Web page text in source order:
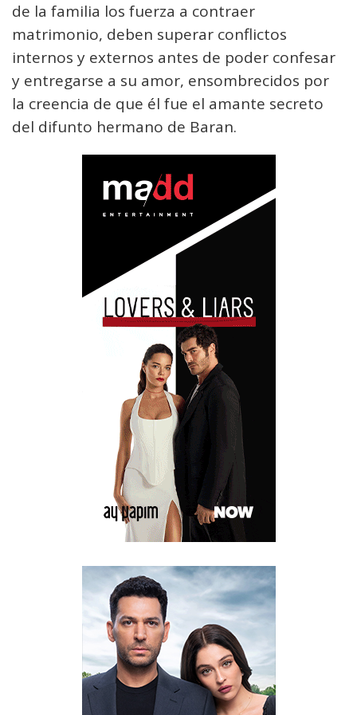
de la familia los fuerza a contraer
matrimonio, deben superar conflictos
internos y externos antes de poder confesar
y entregarse a su amor, ensombrecidos por
la creencia de que él fue el amante secreto
del difunto hermano de Baran.